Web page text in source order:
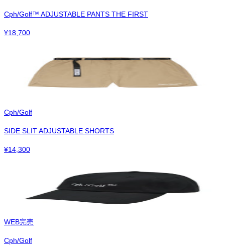
Cph/Golf™︎ ADJUSTABLE PANTS THE FIRST
¥18,700
Cph/Golf
SIDE SLIT ADJUSTABLE SHORTS
¥14,300
WEB完売
Cph/Golf